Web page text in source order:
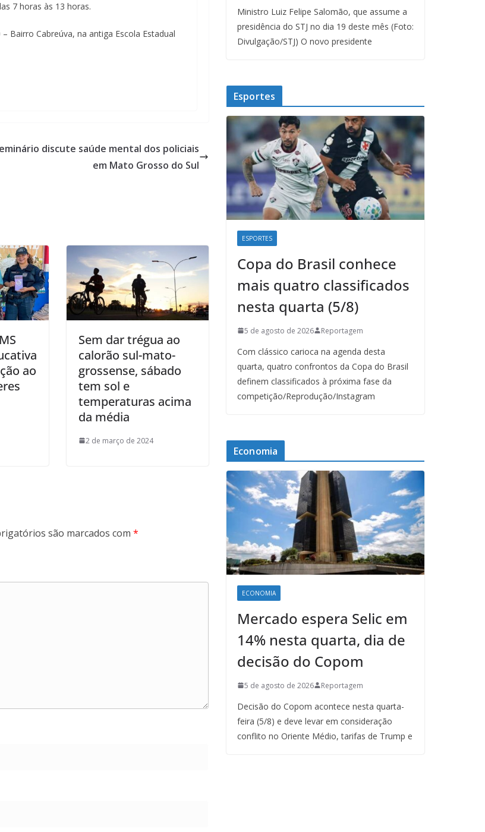
7 horas às 13 horas.
Bairro Cabreúva, na antiga Escola Estadual
discute saúde mental dos policiais
em Mato Grosso do Sul
ao
Sem dar trégua ao
calorão sul-mato-
grossense, sábado
tem sol e
temperaturas acima
da média
2 de março de 2024
são marcados com *
Ministro Luiz Felipe Salomão, que assume a
presidência do STJ no dia 19 deste mês (Foto:
Divulgação/STJ) O novo presidente
Esportes
ESPORTES
Copa do Brasil conhece
mais quatro classificados
nesta quarta (5/8)
5 de agosto de 2026 Reportagem
Com clássico carioca na agenda desta
quarta, quatro confrontos da Copa do Brasil
definem classificados à próxima fase da
competição/Reprodução/Instagram
Economia
ECONOMIA
Mercado espera Selic em
14% nesta quarta, dia de
decisão do Copom
5 de agosto de 2026 Reportagem
Decisão do Copom acontece nesta quarta-
feira (5/8) e deve levar em consideração
conflito no Oriente Médio, tarifas de Trump e